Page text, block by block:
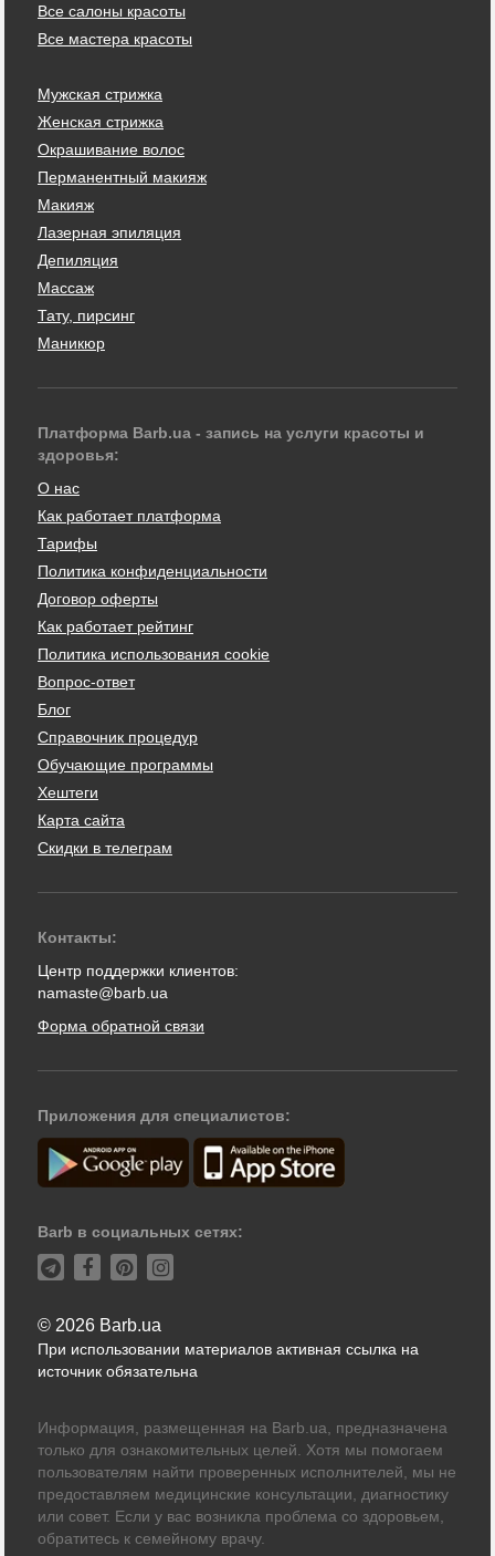
Все салоны красоты
Все мастера красоты
Мужская стрижка
Женская стрижка
Окрашивание волос
Перманентный макияж
Макияж
Лазерная эпиляция
Депиляция
Массаж
Тату, пирсинг
Маникюр
Платформа Barb.ua - запись на услуги красоты и
здоровья:
О нас
Как работает платформа
Тарифы
Политика конфиденциальности
Договор оферты
Как работает рейтинг
Политика использования cookie
Вопрос-ответ
Блог
Справочник процедур
Обучающие программы
Хештеги
Карта сайта
Скидки в телеграм
Контакты:
Центр поддержки клиентов:
namaste@barb.ua
Форма обратной связи
Приложения для специалистов:
Barb в социальных сетях:
© 2026 Barb.ua
При использовании материалов активная ссылка на
источник обязательна
Информация, размещенная на Barb.ua, предназначена
только для ознакомительных целей. Хотя мы помогаем
пользователям найти проверенных исполнителей, мы не
предоставляем медицинские консультации, диагностику
или совет. Если у вас возникла проблема со здоровьем,
обратитесь к семейному врачу.